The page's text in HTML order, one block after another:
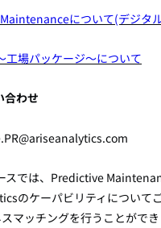
について(デジタ
工場パッケージ～について
合わせ
スでは、Predictive
のケーパビリティについて
マッチングを行うことがで